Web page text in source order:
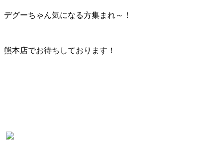
デグーちゃん気になる方集まれ～！
熊本店でお待ちしております！